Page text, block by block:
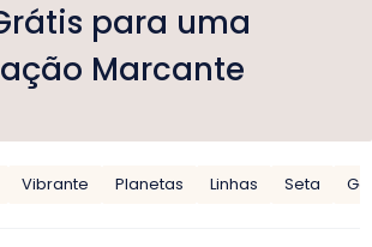
para uma
Marcante
Vibrante Planetas Linhas Seta